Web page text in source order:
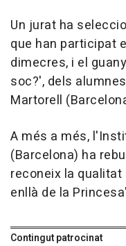
Un jurat ha
que han participat
dimecres, i el
soc?', dels
Martorell
A més a més,
(Barcelona) ha
reconeix la
enllà de la
Contingut patrocinat